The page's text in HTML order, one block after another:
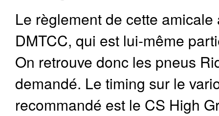
Le règlement de cette
DMTCC, qui est lui-même
On retrouve donc les pneus
demandé. Le timing sur le
recommandé est le CS High